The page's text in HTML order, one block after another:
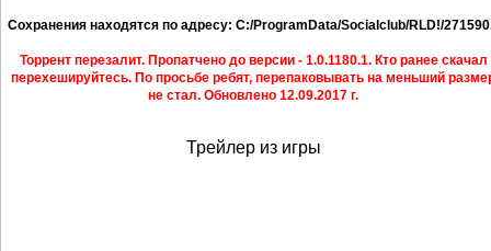
Сохранения находятся по адресу: C:/ProgramData/Socialclub/RLD!/
Торрент перезалит. Пропатчено до версии - 1.0.1180.1. Кто ранее скачал
перехешируйтесь. По просьбе ребят, перепаковывать на меньший
не стал. Обновлено 12.09.2017 г.
Трейлер из игры